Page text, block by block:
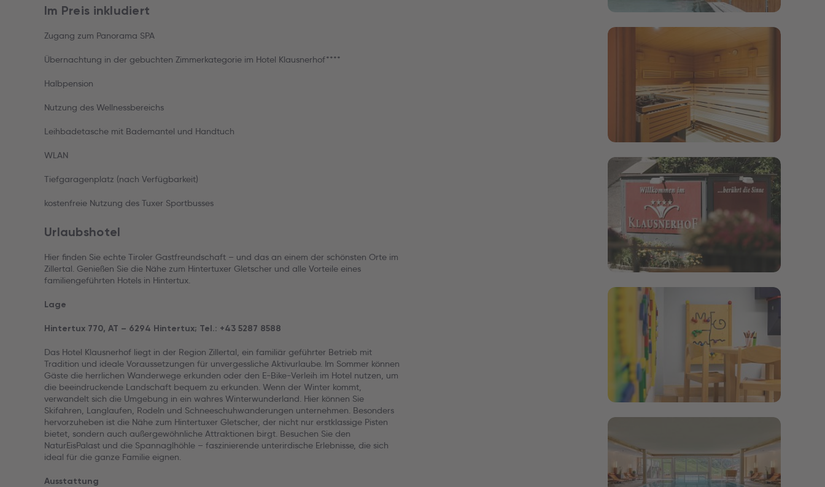
Im Preis inkludiert
Zugang zum Panorama SPA
Übernachtung in der gebuchten Zimmerkategorie im Hotel Klausnerhof****
Halbpension
Nutzung des Wellnessbereichs
Leihbadetasche mit Bademantel und Handtuch
WLAN
Tiefgaragenplatz (nach Verfügbarkeit)
kostenfreie Nutzung des Tuxer Sportbusses
Urlaubshotel
Hier finden Sie echte Tiroler Gastfreundschaft – und das an einem der schönsten Orte im
Zillertal. Genießen Sie die Nähe zum Hintertuxer Gletscher und alle Vorteile eines
familiengeführten Hotels in Hintertux.
Lage
Hintertux 770, AT – 6294 Hintertux; Tel.: +43 5287 8588
Das Hotel Klausnerhof liegt in der Region Zillertal, ein familiär geführter Betrieb mit
Tradition und ideale Voraussetzungen für unvergessliche Aktivurlaube. Im Sommer können
Gäste die herrlichen Wanderwege erkunden oder den E-Bike-Verleih im Hotel nutzen, um
die beeindruckende Landschaft bequem zu erkunden. Wenn der Winter kommt,
verwandelt sich die Umgebung in ein wahres Winterwunderland. Hier können Sie
Skifahren, Langlaufen, Rodeln und Schneeschuhwanderungen unternehmen. Besonders
hervorzuheben ist die Nähe zum Hintertuxer Gletscher, der nicht nur erstklassige Pisten
bietet, sondern auch außergewöhnliche Attraktionen birgt. Besuchen Sie den
NaturEisPalast und die Spannaglhöhle – faszinierende unterirdische Erlebnisse, die sich
ideal für die ganze Familie eignen.
Ausstattung
Bildergalerie öffnen
Bildergalerie öffnen
Bildergalerie öffnen
Bildergalerie öffnen